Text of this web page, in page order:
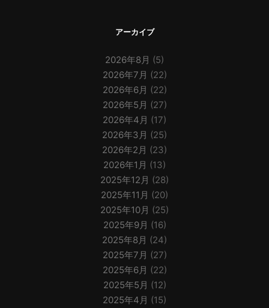
アーカイブ
2026年8月 (5)
2026年7月 (22)
2026年6月 (22)
2026年5月 (27)
2026年4月 (17)
2026年3月 (25)
2026年2月 (23)
2026年1月 (13)
2025年12月 (28)
2025年11月 (20)
2025年10月 (25)
2025年9月 (16)
2025年8月 (24)
2025年7月 (27)
2025年6月 (22)
2025年5月 (12)
2025年4月 (15)